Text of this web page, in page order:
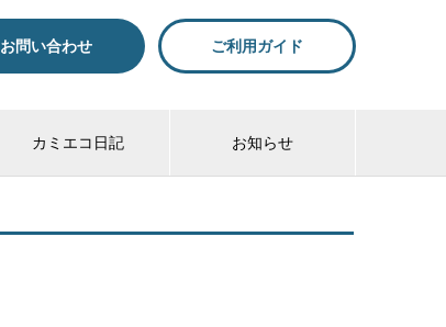
お問い合わせ ご利用ガイド
カミエコ日記 お知らせ